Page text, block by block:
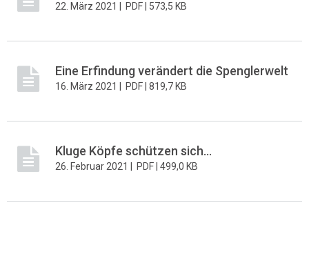
22. März 2021 | PDF | 573,5 KB
Eine Erfindung verändert die Spenglerwelt
16. März 2021 | PDF | 819,7 KB
Kluge Köpfe schützen sich...
26. Februar 2021 | PDF | 499,0 KB